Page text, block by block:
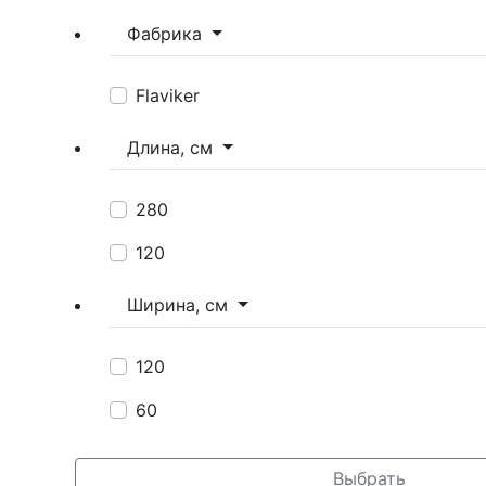
Фабрика
Flaviker
Длина, см
280
120
Ширина, см
120
60
Выбрать